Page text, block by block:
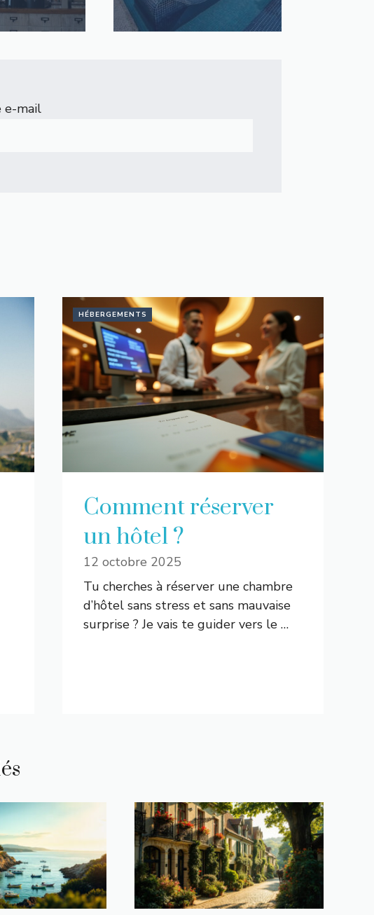
e-mail
HÉBERGEMENTS
Comment réserver
un hôtel ?
12 octobre 2025
Tu cherches à réserver une chambre
d’hôtel sans stress et sans mauvaise
surprise ? Je vais te guider vers le …